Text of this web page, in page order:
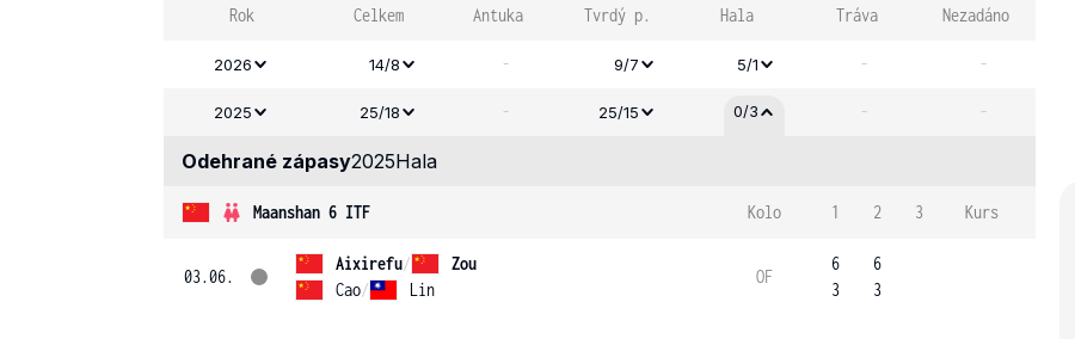
Rok Celkem Antuka Tvrdý p. Hala Tráva Nezadáno
2026 14/8 - 9/7 5/1 - -
2025 25/18 - 25/15 0/3 - -
Odehrané zápasy2025Hala
Maanshan 6 ITF Kolo 1 2 3 Kurs
03.06.
Aixirefu/
Zou
Cao/ Lin
OF
6
3
6
3